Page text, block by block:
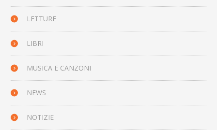
LETTURE
LIBRI
MUSICA E CANZONI
NEWS
NOTIZIE